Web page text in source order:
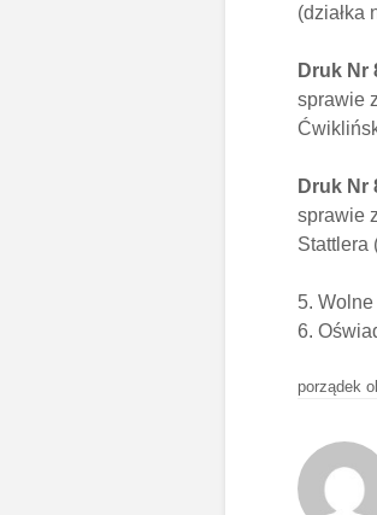
(działka
Druk Nr
sprawie
Druk Nr
sprawie
Stattlera
5.
6.
porządek